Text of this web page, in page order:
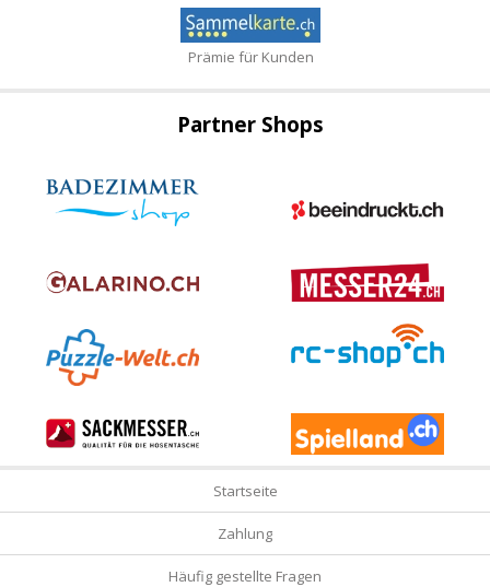
Prämie für Kunden
Partner Shops
Startseite
Zahlung
Häufig gestellte Fragen